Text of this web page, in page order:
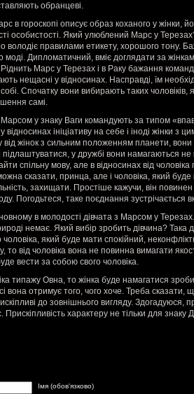
обранцеві.
в гороскопі описує образ коханого у жінки,
особистості. Який улюблений Марс у
володіє правилами етикету, хорошого тону.
Дипломатичний, вміє доглядати за
Марс у Терезах і в Раку бажання
нещасні у відносинах. Насправді, їм
Спочатку вони вибирають таких чоловіків,
самі.
у знаку Ваги командують за типом
ініціативу на себе і іноді жінки з
жінок з сильним положенням планети, вони
підлаштуватися, у дружбі вони намагаються не
спільну мову, але в відносинах від чоловіка
сказати, принца, але і чоловіка, який
захищати. Простіше кажучи, він
Погодьтеся, таке поєднання зустрічається
в молодості дівчата з Марсом у
немає. Який вибір зробить дівчина? Така
який буде мати спокійний,
то від чоловіка вона не повинна вимагати
вести за собою свого чоловіка.
типажу Овна, то жінка буде намагатися
вона отримує того, чого хоче. Треба сказати,
до зовнішнього вигляду. Здогадуюся,
характеру не тільки для знаку
Імя (обов'язково)